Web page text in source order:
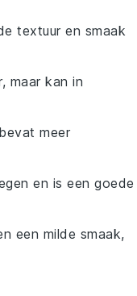
textuur en smaak
maar kan in
meer
en is een goede
een milde smaak,